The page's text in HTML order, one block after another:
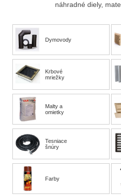
náhradné diely,
Dymovody
Krbové
mriežky
Malty a
omietky
Tesniace
šnúry
Farby